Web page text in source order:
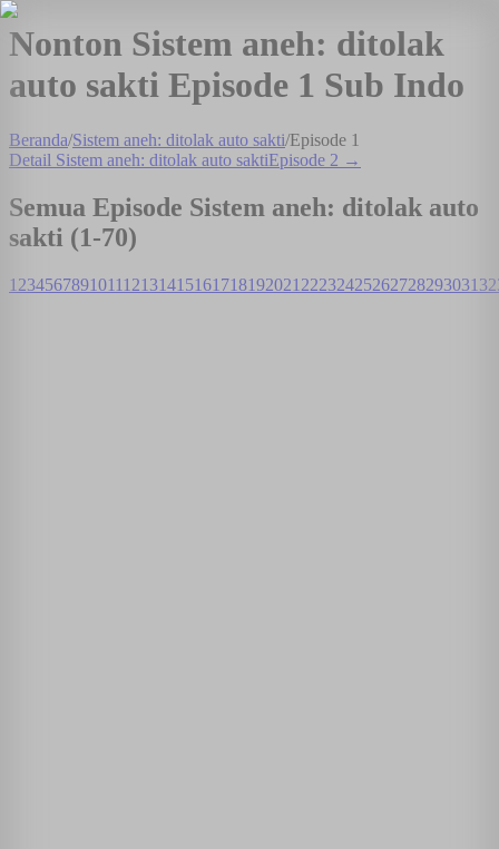
Nonton Sistem aneh: ditolak
auto sakti Episode 1 Sub Indo
Beranda/Sistem aneh: ditolak auto sakti/Episode 1
Detail Sistem aneh: ditolak auto saktiEpisode 2 →
Semua Episode Sistem aneh: ditolak auto
sakti (1-70)
1 234567891011 12131415161718192021 22232425262728293031 32